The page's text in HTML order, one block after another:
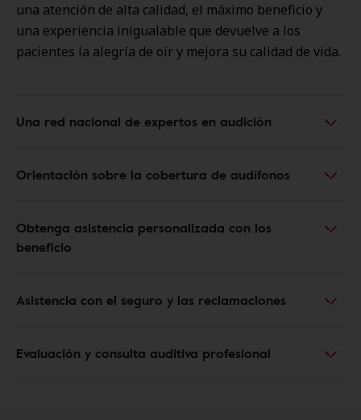
una atención de alta calidad, el máximo beneficio y
una experiencia inigualable que devuelve a los
pacientes la alegría de oír y mejora su calidad de vida.
Una red nacional de expertos en audición
Orientación sobre la cobertura de audífonos
Obtenga asistencia personalizada con los
beneficio
Asistencia con el seguro y las reclamaciones
Evaluación y consulta auditiva profesional